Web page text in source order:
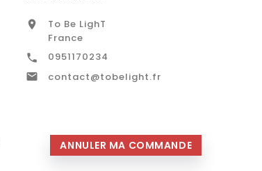

To Be LighT
France
 0951170234
 contact@tobelight.fr
ANNULER MA COMMANDE